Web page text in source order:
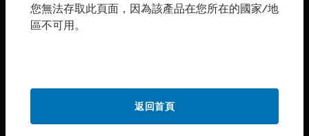
购买渠道
toggle view
您無法存取此頁面，因為該產品在您所在的國家/地
區不可用。
返回首頁